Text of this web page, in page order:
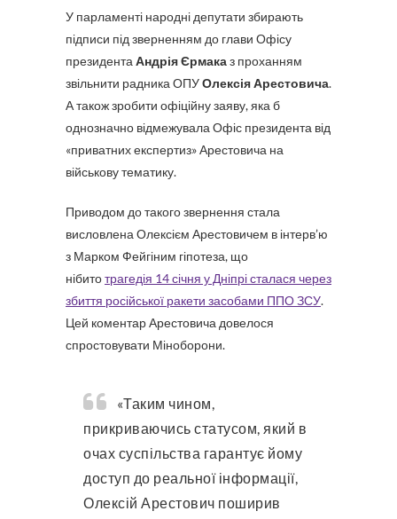
У парламенті народні депутати збирають
підписи під зверненням до глави Офісу
президента Андрія Єрмаказ проханням
звільнити радника ОПУОлексія Арестовича.
А також зробити офіційну заяву, яка б
однозначно відмежувала Офіс президента від
«приватних експертиз» Арестовича на
військову тематику.
Приводом до такого звернення стала
висловлена Олексієм Арестовичем в інтерв’ю
з Марком Фейгіним гіпотеза, що
нібитотрагедія 14 січня у Дніпрі сталася через
збиття російської ракети засобами ППО ЗСУ.
Цей коментар Арестовича довелося
спростовувати Міноборони.
«Таким чином,
прикриваючись статусом, який в
очах суспільства гарантує йому
доступ до реальної інформації,
Олексій Арестович поширив